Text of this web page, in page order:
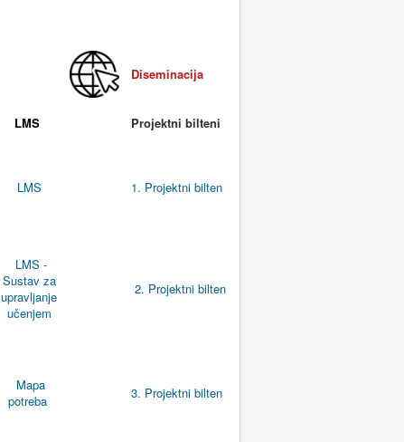
Diseminacija
LMS
Projektni bilteni
LMS 1. Projektni bilten
LMS -
Sustav za
upravljanje
učenjem
2. Projektni bilten
Mapa
potreba
3. Projektni bilten